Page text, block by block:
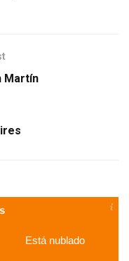
Martín
Está nublado